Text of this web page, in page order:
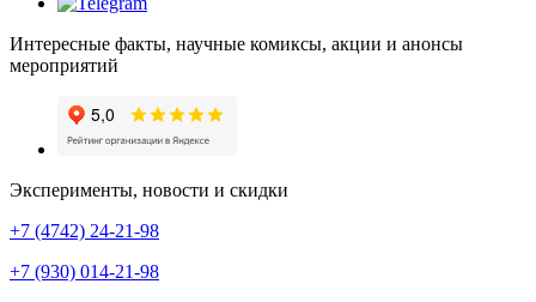
Интересные факты, научные комиксы, акции и анонсы
мероприятий
Эксперименты, новости и скидки
+7 (4742) 24-21-98
+7 (930) 014-21-98